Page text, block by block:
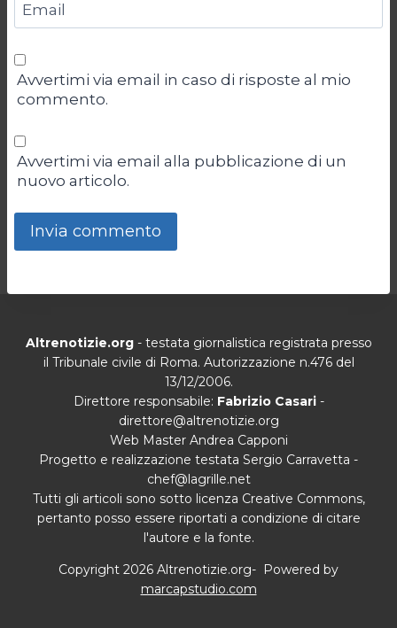
Email
Avvertimi via email in caso di risposte al mio
commento.
Avvertimi via email alla pubblicazione di un
nuovo articolo.
Altrenotizie.org- testata giornalistica registrata presso
il Tribunale civile di Roma. Autorizzazione n.476 del
13/12/2006.
Direttore responsabile: Fabrizio Casari-
direttore@altrenotizie.org
Web Master Andrea Capponi
Progetto e realizzazione testata Sergio Carravetta -
chef@lagrille.net
Tutti gli articoli sono sotto licenza Creative Commons,
pertanto posso essere riportati a condizione di citare
l'autore e la fonte.
Copyright 2026 Altrenotizie.org- Powered by
marcapstudio.com